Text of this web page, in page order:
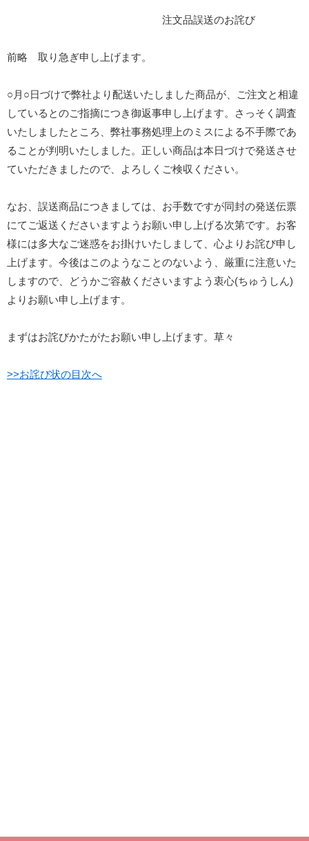
注文品誤送のお詫び
前略 取り急ぎ申し上げます。
○月○日づけで弊社より配送いたしました商品が、ご注文と相違
しているとのご指摘につき御返事申し上げます。さっそく調査
いたしましたところ、弊社事務処理上のミスによる不手際であ
ることが判明いたしました。正しい商品は本日づけで発送させ
ていただきましたので、よろしくご検収ください。
なお、誤送商品につきましては、お手数ですが同封の発送伝票
にてご返送くださいますようお願い申し上げる次第です。お客
様には多大なご迷惑をお掛けいたしまして、心よりお詫び申し
上げます。今後はこのようなことのないよう、厳重に注意いた
しますので、どうかご容赦くださいますよう衷心(ちゅうしん)
よりお願い申し上げます。
まずはお詫びかたがたお願い申し上げます。草々
>>お詫び状の目次へ